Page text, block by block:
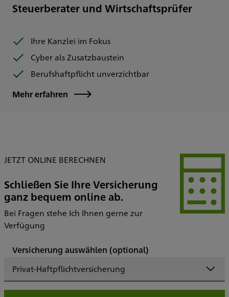
Steuerberater und Wirtschaftsprüfer
Ihre Kanzlei im Fokus
Cyber als Zusatzbaustein
Berufshaftpflicht unverzichtbar
Mehr erfahren
JETZT ONLINE BERECHNEN
Schließen Sie Ihre Versicherung
ganz bequem online ab.
Bei Fragen stehe Ich Ihnen gerne zur
Verfügung
Versicherung auswählen (optional)
Privat-Haftpflichtversicherung